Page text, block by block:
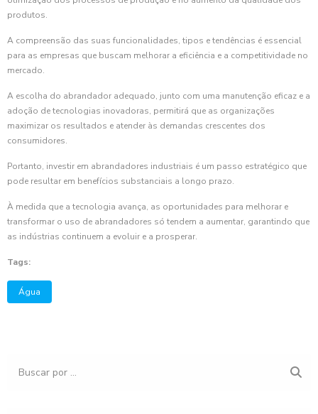
produtos.
A compreensão das suas funcionalidades, tipos e tendências é essencial
para as empresas que buscam melhorar a eficiência e a competitividade no
mercado.
A escolha do abrandador adequado, junto com uma manutenção eficaz e a
adoção de tecnologias inovadoras, permitirá que as organizações
maximizar os resultados e atender às demandas crescentes dos
consumidores.
Portanto, investir em abrandadores industriais é um passo estratégico que
pode resultar em benefícios substanciais a longo prazo.
À medida que a tecnologia avança, as oportunidades para melhorar e
transformar o uso de abrandadores só tendem a aumentar, garantindo que
as indústrias continuem a evoluir e a prosperar.
Tags:
Água